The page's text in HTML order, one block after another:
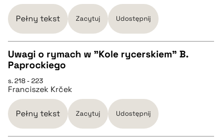
pobierz cytat
BIBTEX
pobierz cytat
Pełny tekst Zacytuj Udostępnij
CZYSTY TEKST
pobierz cytat
BIBTEX
Uwagi o rymach w "Kole rycerskiem" B.
Paprockiego
s. 218 - 223
Franciszek Krček
Pełny tekst Zacytuj Udostępnij